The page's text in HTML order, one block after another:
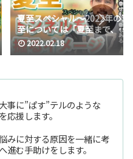
夏至スペシャル～2022年の夏
至については「夏至まで、ト
ンネルを掘るイメージ」＆
2021年夏至に頂いた神様のお
2022.02.18
事に”ぱす”テルのような
応援します。
みに対する原因を一緒に考
進む手助けをします。